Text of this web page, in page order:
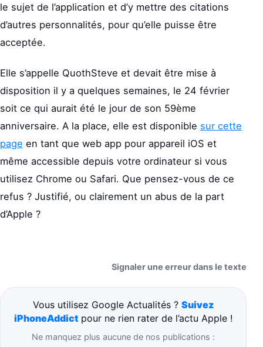
le sujet de l’application et d’y mettre des citations
d’autres personnalités, pour qu’elle puisse être
acceptée.
Elle s’appelle QuothSteve et devait être mise à
disposition il y a quelques semaines, le 24 février
soit ce qui aurait été le jour de son 59ème
anniversaire. A la place, elle est disponible sur cette
page en tant que web app pour appareil iOS et
même accessible depuis votre ordinateur si vous
utilisez Chrome ou Safari. Que pensez-vous de ce
refus ? Justifié, ou clairement un abus de la part
d’Apple ?
Signaler une erreur dans le texte
Vous utilisez Google Actualités ? Suivez
iPhoneAddict pour ne rien rater de l’actu Apple !
Ne manquez plus aucune de nos publications :